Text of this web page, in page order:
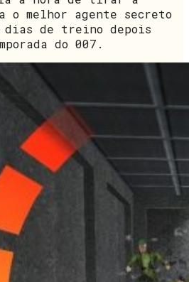
o melhor agente secreto
dias de treino depois
do 007.